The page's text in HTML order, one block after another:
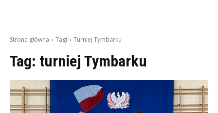
Strona główna Tagi Turniej Tymbarku
Tag: turniej Tymbarku